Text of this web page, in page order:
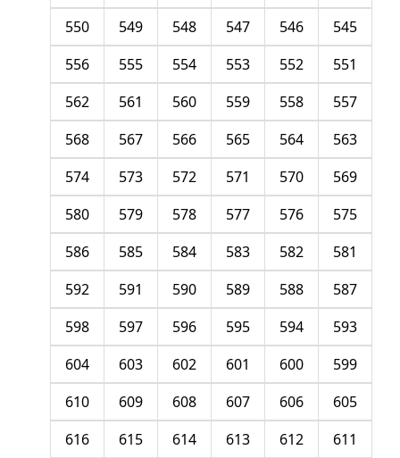
545
546
547
548
549
550
551
552
553
554
555
556
557
558
559
560
561
562
563
564
565
566
567
568
569
570
571
572
573
574
575
576
577
578
579
580
581
582
583
584
585
586
587
588
589
590
591
592
593
594
595
596
597
598
599
600
601
602
603
604
605
606
607
608
609
610
611
612
613
614
615
616